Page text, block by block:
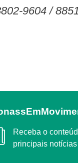
9604 /
Receba o conteúdo semanal do Conass com as
principais